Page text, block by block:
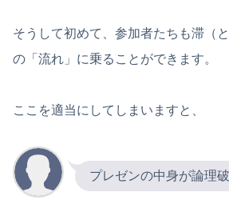
そうして初めて、参加者たちも滞（
の「流れ」に乗ることができます。
ここを適当にしてしまいますと、
プレゼンの中身が論理